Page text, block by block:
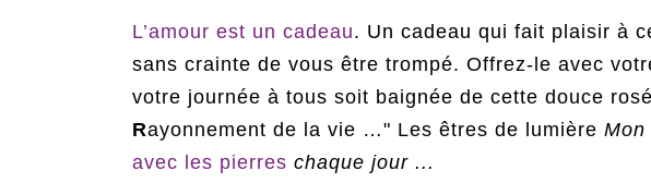
L’amour est un cadeau. Un cadeau qui fait plaisir à
sans crainte de vous être trompé. Offrez-le avec
votre journée à tous soit baignée de cette douce
Rayonnement de la vie …" Les êtres de lumière
avec les pierres chaque jour ...